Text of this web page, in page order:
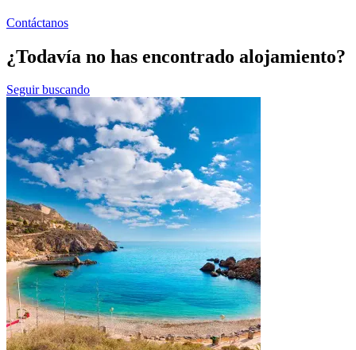
Contáctanos
¿Todavía no has encontrado alojamiento?
Seguir buscando